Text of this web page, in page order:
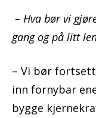
– Hva bør vi
gang og på litt
– Vi bør
inn fornybar
bygge